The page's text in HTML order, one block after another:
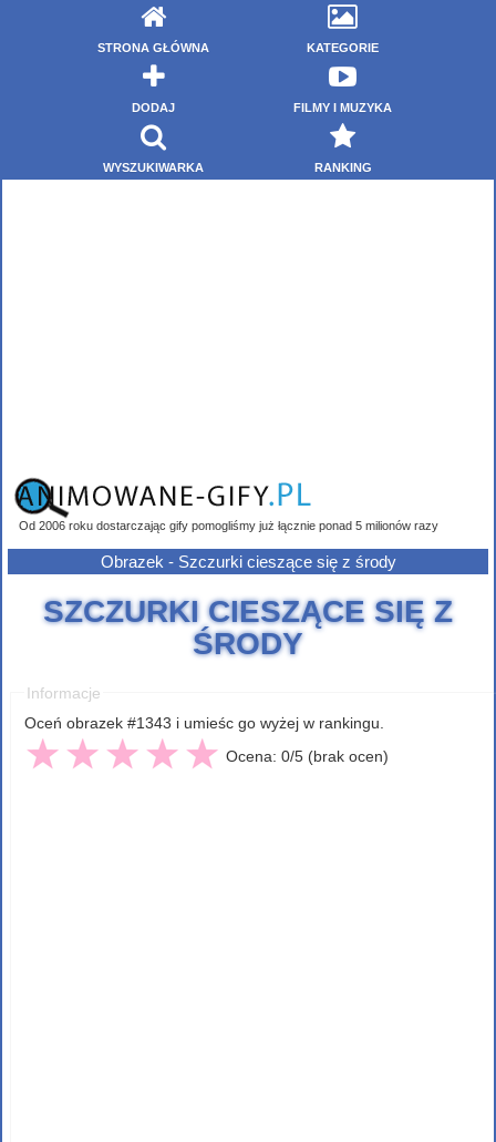
STRONA GŁÓWNA KATEGORIE
DODAJ FILMY I MUZYKA
WYSZUKIWARKA RANKING
Od 2006 roku dostarczając gify pomogliśmy już łącznie ponad 5 milionów razy
Obrazek - Szczurki cieszące się z środy
SZCZURKI CIESZĄCE SIĘ Z
ŚRODY
Informacje
Oceń obrazek #1343 i umieśc go wyżej w rankingu.
Ocena: 0/5 (brak ocen)